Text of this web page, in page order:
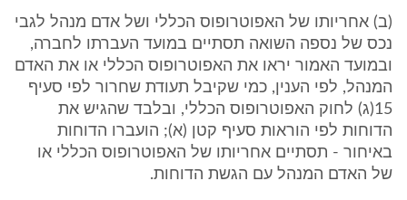
(ב) אחריותו של האפוטרופוס הכללי ושל אדם מנהל לגבי
נכס של נספה השואה תסתיים במועד העברתו לחברה,
ובמועד האמור יראו את האפוטרופוס הכללי או את האדם
המנהל, לפי הענין, כמי שקיבל תעודת שחרור לפי סעיף
15(ג) לחוק האפוטרופוס הכללי, ובלבד שהגיש את
הדוחות לפי הוראות סעיף קטן (א); הועברו הדוחות
באיחור - תסתיים אחריותו של האפוטרופוס הכללי או
של האדם המנהל עם הגשת הדוחות.